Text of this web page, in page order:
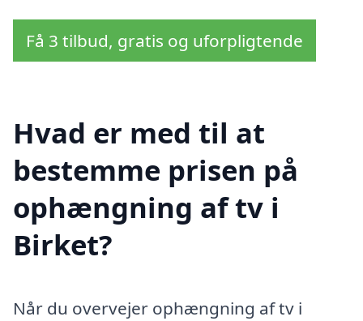
Få 3 tilbud, gratis og uforpligtende
Hvad er med til at
bestemme prisen på
ophængning af tv i
Birket?
Når du overvejer ophængning af tv i